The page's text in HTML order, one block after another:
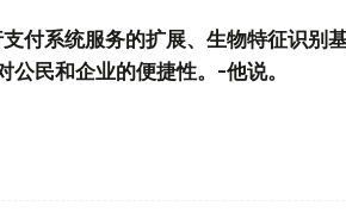
付系统服务的扩展、生物特征识别
公民和企业的便捷性。-他说。